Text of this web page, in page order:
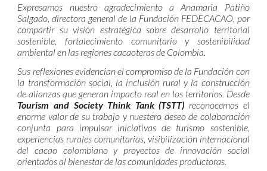
Expresamos nuestro agradecimiento a Anamaria Patiño
Salgado, directora general de la Fundación FEDECACAO, por
compartir su visión estratégica sobre desarrollo territorial
sostenible, fortalecimiento comunitario y sostenibilidad
ambiental en las regiones cacaoteras de Colombia.
Sus reflexiones evidencian el compromiso de la Fundación con
la transformación social, la inclusión rural y la construcción
de alianzas que generan impacto real en los territorios. Desde
Tourism and Society Think Tank (TSTT) reconocemos el
enorme valor de su trabajo y nuestero deseo de colaboración
conjunta para impulsar iniciativas de turismo sostenible,
experiencias rurales comunitarias, visibilización internacional
del cacao colombiano y proyectos de innovación social
orientados al bienestar de las comunidades productoras.